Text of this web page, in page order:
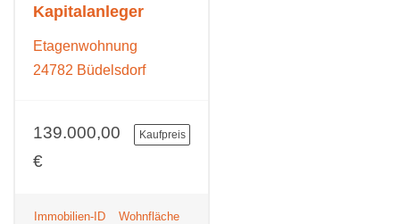
Kapitalanleger
Etagenwohnung
24782 Büdelsdorf
139.000,00
€
Kaufpreis
Immobilien-ID Wohnfläche